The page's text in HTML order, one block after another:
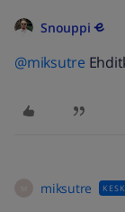
Snouppi
@miksutre
miksutre